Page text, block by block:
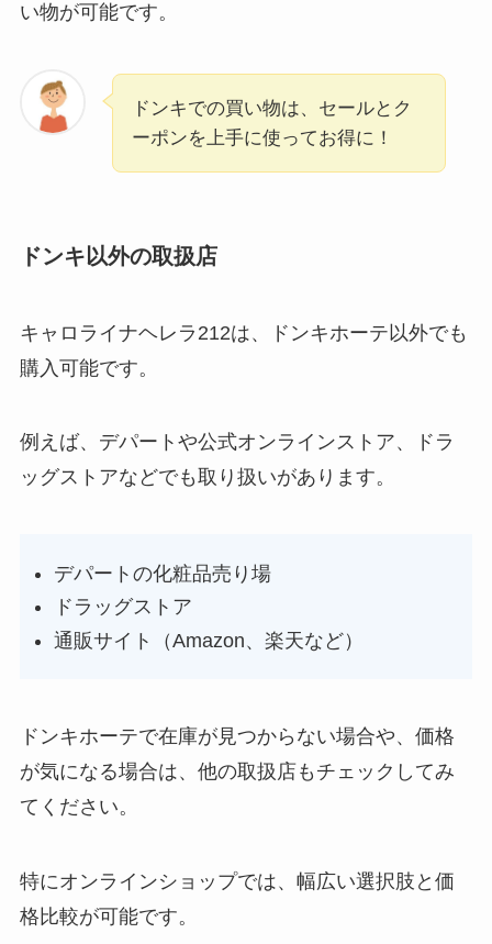
い物が可能です。
ドンキでの買い物は、セールとク
ーポンを上手に使ってお得に！
ドンキ以外の取扱店
キャロライナヘレラ212は、ドンキホーテ以外でも
購入可能です。
例えば、デパートや公式オンラインストア、ドラ
ッグストアなどでも取り扱いがあります。
デパートの化粧品売り場
ドラッグストア
通販サイト（Amazon、楽天など）
ドンキホーテで在庫が見つからない場合や、価格
が気になる場合は、他の取扱店もチェックしてみ
てください。
特にオンラインショップでは、幅広い選択肢と価
格比較が可能です。